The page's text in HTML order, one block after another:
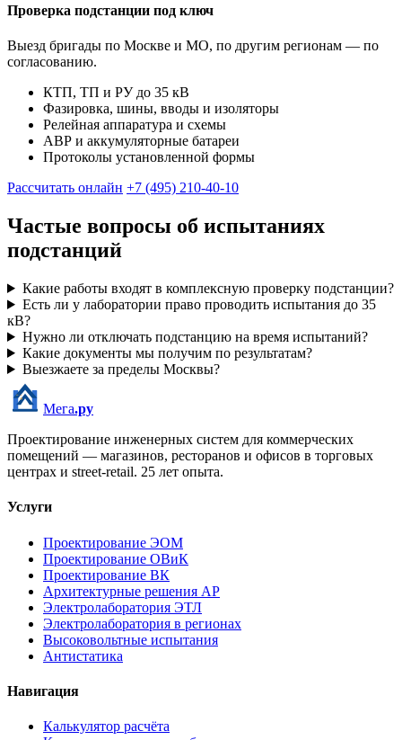
Проверка подстанции под ключ
Выезд бригады по Москве и МО, по другим регионам — по
согласованию.
КТП, ТП и РУ до 35 кВ
Фазировка, шины, вводы и изоляторы
Релейная аппаратура и схемы
АВР и аккумуляторные батареи
Протоколы установленной формы
Рассчитать онлайн +7 (495) 210-40-10
Частые вопросы об испытаниях
подстанций
Какие работы входят в комплексную проверку подстанции?
Есть ли у лаборатории право проводить испытания до 35
кВ?
Нужно ли отключать подстанцию на время испытаний?
Какие документы мы получим по результатам?
Выезжаете за пределы Москвы?
Мега.ру
Проектирование инженерных систем для коммерческих
помещений — магазинов, ресторанов и офисов в торговых
центрах и street-retail. 25 лет опыта.
Услуги
Проектирование ЭОМ
Проектирование ОВиК
Проектирование ВК
Архитектурные решения АР
Электролаборатория ЭТЛ
Электролаборатория в регионах
Высоковольтные испытания
Антистатика
Навигация
Калькулятор расчёта